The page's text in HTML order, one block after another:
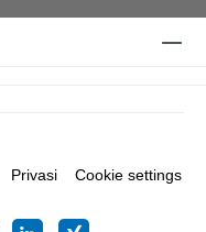
Privasi Cookie settings